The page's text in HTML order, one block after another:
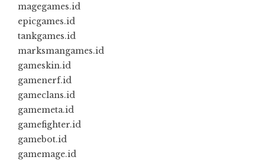
magegames.id
epicgames.id
tankgames.id
marksmangames.id
gameskin.id
gamenerf.id
gameclans.id
gamemeta.id
gamefighter.id
gamebot.id
gamemage.id